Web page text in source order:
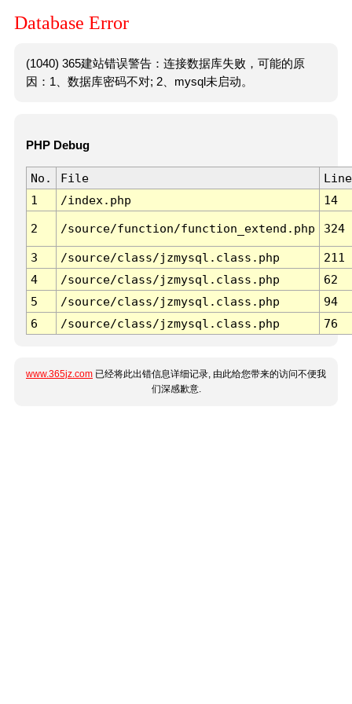
Database Error
(1040) 365建站错误警告：连接数据库失败，可能的原
因：1、数据库密码不对; 2、mysql未启动。
PHP Debug
No. File
Line
1
/index.php 14
2 /source/function/function_extend.php 324
3 /source/class/jzmysql.class.php
211
4
/source/class/jzmysql.class.php
62
5
/source/class/jzmysql.class.php
94
6
/source/class/jzmysql.class.php 76
www.365jz.com 已经将此出错信息详细记录, 由此给您带来的访问不便我
们深感歉意.